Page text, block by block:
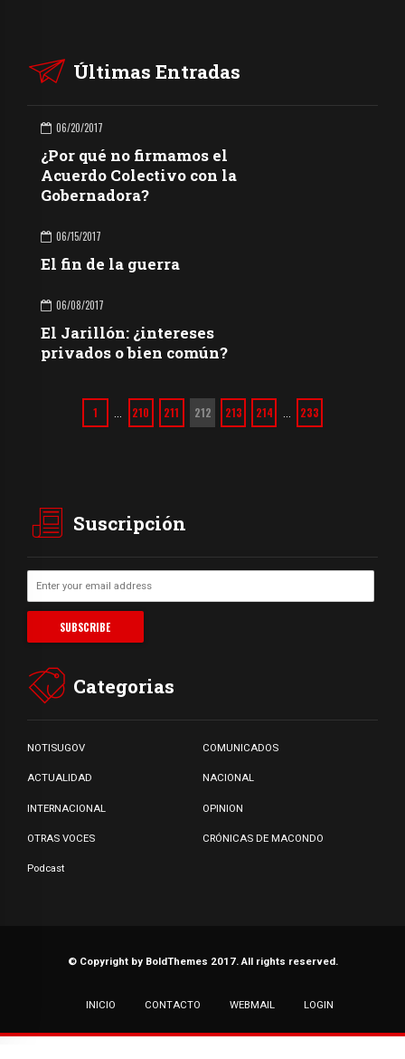
Últimas Entradas
06/20/2017
¿Por qué no firmamos el
Acuerdo Colectivo con la
Gobernadora?
06/15/2017
El fin de la guerra
06/08/2017
El Jarillón: ¿intereses
privados o bien común?
1 210 211 212 213 214 233
Suscripción
Categorias
NOTISUGOV COMUNICADOS
ACTUALIDAD NACIONAL
INTERNACIONAL OPINION
OTRAS VOCES CRÓNICAS DE MACONDO
Podcast
© Copyright by BoldThemes 2017. All rights reserved.
INICIO CONTACTO WEBMAIL LOGIN